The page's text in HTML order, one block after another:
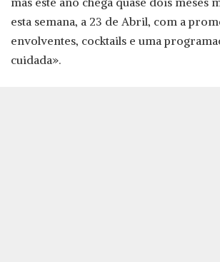
esta semana, a 23 de Abril, com a
envolventes, cocktails e uma
cuidada».